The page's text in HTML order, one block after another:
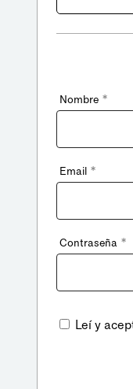
Nombre *
Email *
Contraseña *
Leí y